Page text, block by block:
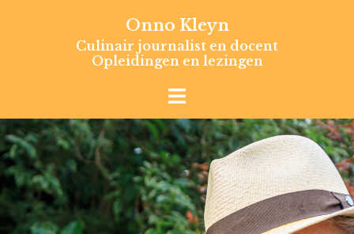
Onno Kleyn
Culinair journalist en docent
Opleidingen en lezingen